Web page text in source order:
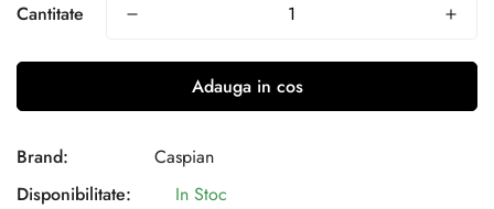
Cantitate
Adauga in cos
Brand:
Caspian
Disponibilitate:
In Stoc